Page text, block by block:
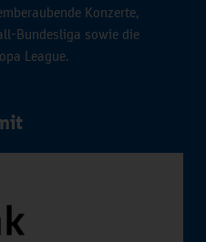
Konzerte,
Bundesliga sowie die
League.